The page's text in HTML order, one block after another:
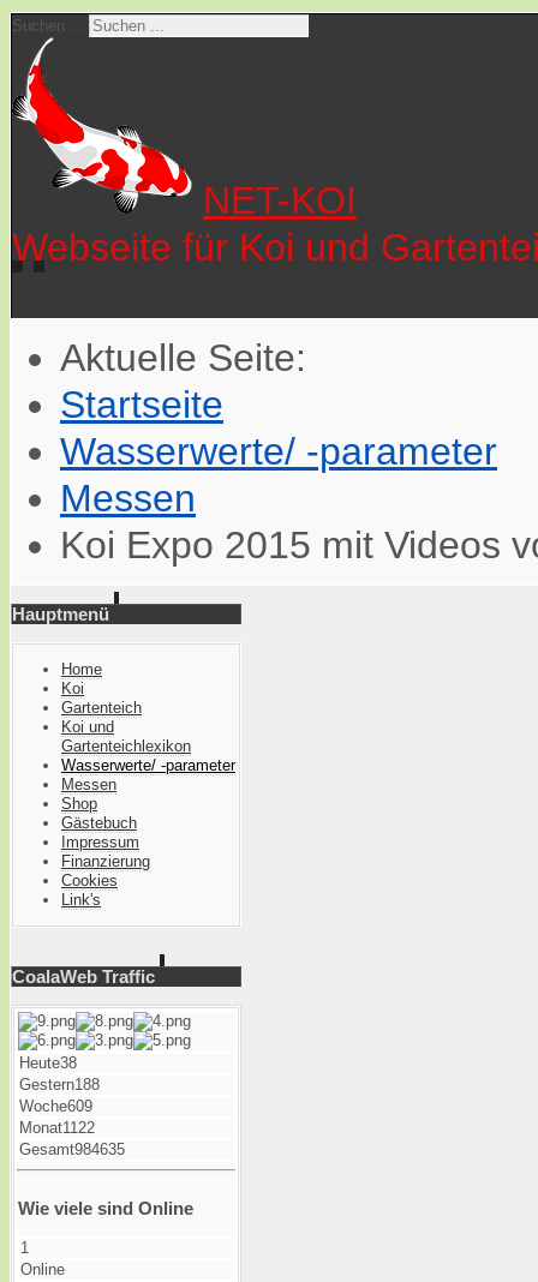
Suchen ...
NET-KOI
Webseite für Koi und
Aktuelle Seite:
Startseite
Wasserwerte/ -parameter
Messen
Koi Expo 2015 mit Videos
Hauptmenü
Home
Koi
Gartenteich
Koi und
Gartenteichlexikon
Wasserwerte/ -parameter
Messen
Shop
Gästebuch
Impressum
Finanzierung
Cookies
Link's
CoalaWeb Traffic
Heute38
Gestern188
Woche609
Monat1122
Gesamt984635
Wie viele sind Online
1
Online